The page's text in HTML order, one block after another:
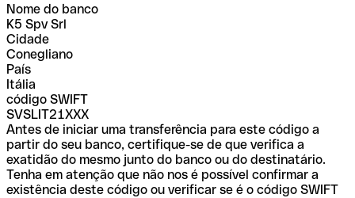
Nome do banco
K5 Spv Srl
Cidade
Conegliano
País
Itália
código SWIFT
SVSLIT21XXX
Antes de iniciar uma transferência para este código a
partir do seu banco, certifique-se de que verifica a
exatidão do mesmo junto do banco ou do destinatário.
Tenha em atenção que não nos é possível confirmar a
existência deste código ou verificar se é o código SWIFT